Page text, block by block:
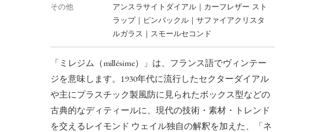
その他
アンスラサイトダイアル｜カーフレザー スト
ラップ｜ピンバックル｜サファイアクリスタ
ルガラス｜スモールセコンド
「ミレジム（millésime）」は、フランス語でヴィンテー
ジを意味します。1930年代に流行したセクターダイアル
や主にプラスチック製風防に見られたボックス型などの
古典的なディティールに、現代の技術・素材・トレンド
を交えるレイモンド ウェイル独自の解釈を加えた、「ネ